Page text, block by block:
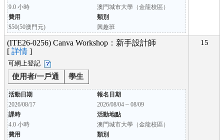
9.0 小時
澳門城市大學（金龍校區）
費用
類別
$50(50澳門元)
興趣班
(ITE26-0256) Canva Workshop：新手設計師
[ 詳情 ]
可網上登記
使用者/一戶通 學生
活動日期
報名日期
2026/08/17
2026/08/04 ~ 08/09
課時
活動地點
4.0 小時
澳門城市大學（金龍校區）
費用
類別
15